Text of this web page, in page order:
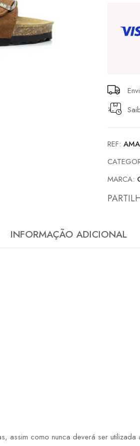
REF:
MARCA:
INFORMAÇÃO ADICIONAL
assim como nunca deverá ser